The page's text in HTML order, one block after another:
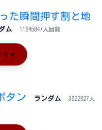
た瞬間押す割と地
ム 11845847人回覧
な★
タン ランダム 3622827人